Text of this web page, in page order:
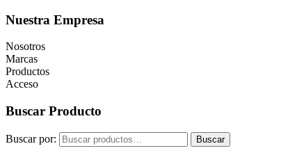
Nuestra Empresa
Nosotros
Marcas
Productos
Acceso
Buscar Producto
Buscar por: Buscar